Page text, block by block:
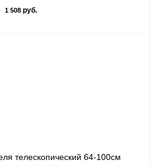
1 508 руб.